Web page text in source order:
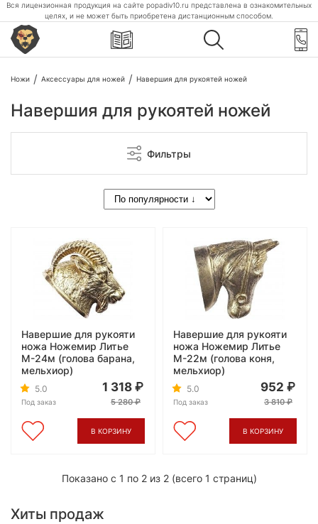
Вся лицензионная продукция на сайте popadiv10.ru представлена в ознакомительных
целях, и не может быть приобретена дистанционным способом.
Ножи Аксессуары для ножей Навершия для рукоятей ножей
Навершия для рукоятей ножей
Фильтры
Навершие для рукояти
ножа Ножемир Литье
М-24м (голова барана,
мельхиор)
5.0
Под заказ
1 318
5 280
В КОРЗИНУ
Навершие для рукояти
ножа Ножемир Литье
М-22м (голова коня,
мельхиор)
5.0
Под заказ
952
3 810
В КОРЗИНУ
Показано с 1 по 2 из 2 (всего 1 страниц)
Хиты продаж